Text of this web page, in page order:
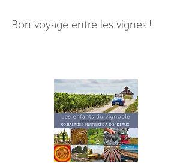
Bon voyage entre les vignes !